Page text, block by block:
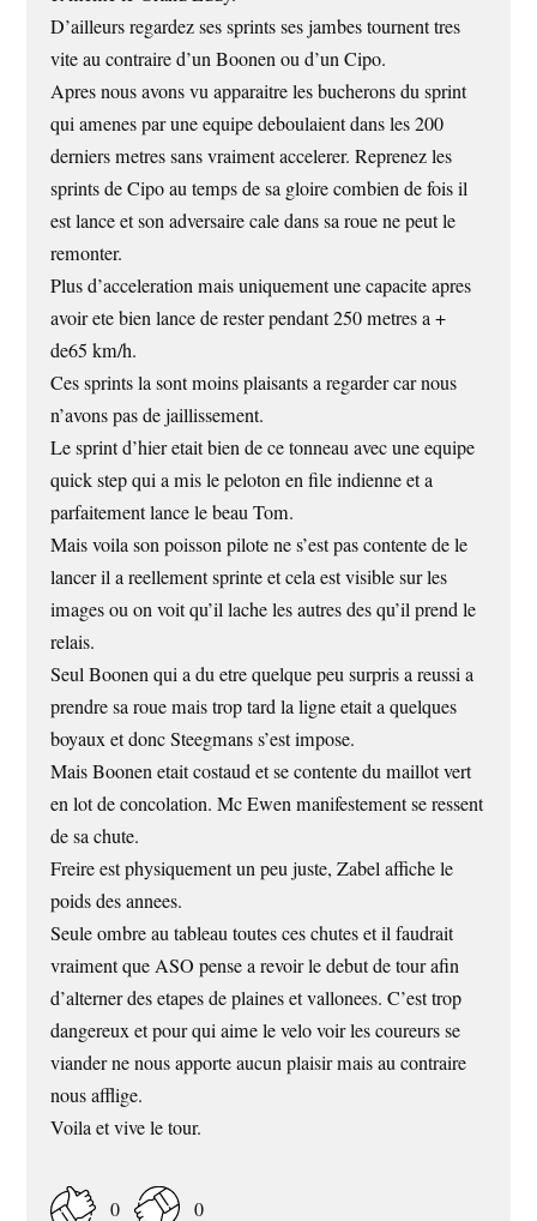
D’ailleurs regardez ses sprints ses jambes tournent tres
vite au contraire d’un Boonen ou d’un Cipo.
Apres nous avons vu apparaitre les bucherons du sprint
qui amenes par une equipe deboulaient dans les 200
derniers metres sans vraiment accelerer. Reprenez les
sprints de Cipo au temps de sa gloire combien de fois il
est lance et son adversaire cale dans sa roue ne peut le
remonter.
Plus d’acceleration mais uniquement une capacite apres
avoir ete bien lance de rester pendant 250 metres a +
de65 km/h.
Ces sprints la sont moins plaisants a regarder car nous
n’avons pas de jaillissement.
Le sprint d’hier etait bien de ce tonneau avec une equipe
quick step qui a mis le peloton en file indienne et a
parfaitement lance le beau Tom.
Mais voila son poisson pilote ne s’est pas contente de le
lancer il a reellement sprinte et cela est visible sur les
images ou on voit qu’il lache les autres des qu’il prend le
relais.
Seul Boonen qui a du etre quelque peu surpris a reussi a
prendre sa roue mais trop tard la ligne etait a quelques
boyaux et donc Steegmans s’est impose.
Mais Boonen etait costaud et se contente du maillot vert
en lot de concolation. Mc Ewen manifestement se ressent
de sa chute.
Freire est physiquement un peu juste, Zabel affiche le
poids des annees.
Seule ombre au tableau toutes ces chutes et il faudrait
vraiment queASO pense a revoir le debut de tour afin
d’alterner des etapes de plaines et vallonees. C’est trop
dangereux et pour qui aime le velo voir les coureurs se
viander ne nous apporte aucun plaisir mais au contraire
nous afflige.
Voila et vive le tour.
0 0